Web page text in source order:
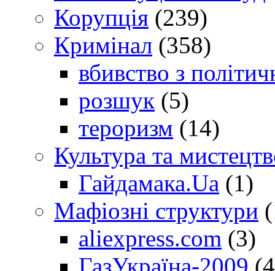
Корупція (239)
Кримінал (358)
вбивство з
розшук (5)
тероризм (14)
Культура та
Гайдамака.Ua (1)
Мафіозні структури
aliexpress.com (3)
ГазУкраїна-2009